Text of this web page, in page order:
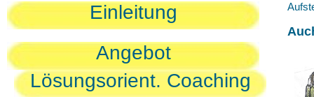
Einleitung
Angebot
Lösungsorient. Coaching